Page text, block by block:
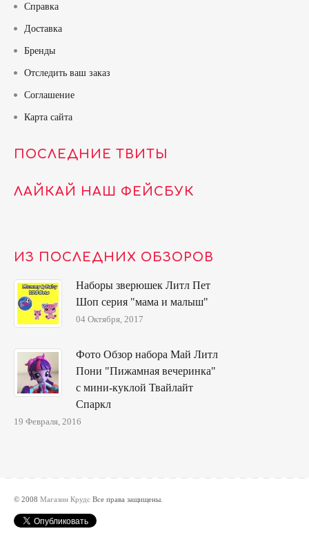
Справка
Доставка
Бренды
Отследить ваш заказ
Соглашение
Карта сайта
ПОСЛЕДНИЕ ТВИТЫ
ЛАЙКАЙ НАШ ФЕЙСБУК
ИЗ ПОСЛЕДНИХ ОБЗОРОВ
Наборы зверюшек Литл Пет
Шоп серия "мама и малыш"
04 Октября, 2017
Фото Обзор набора Май Литл
Пони "Пижамная вечеринка"
с мини-куклой Твайлайт
Спаркл
19 Февраля, 2016
© 2008 Магазин Крудс Все права защищены.